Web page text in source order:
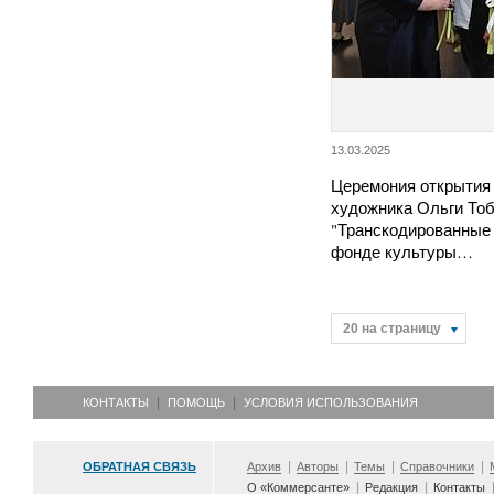
13.03.2025
Церемония
художника Ольги
фонде культуры…
20 на страницу
КОНТАКТЫ ПОМОЩЬ УСЛОВИЯ ИСПОЛЬЗОВАНИЯ
ОБРАТНАЯ СВЯЗЬ Архив Авторы Темы Справочники
О «Коммерсанте»
Редакция Контакты